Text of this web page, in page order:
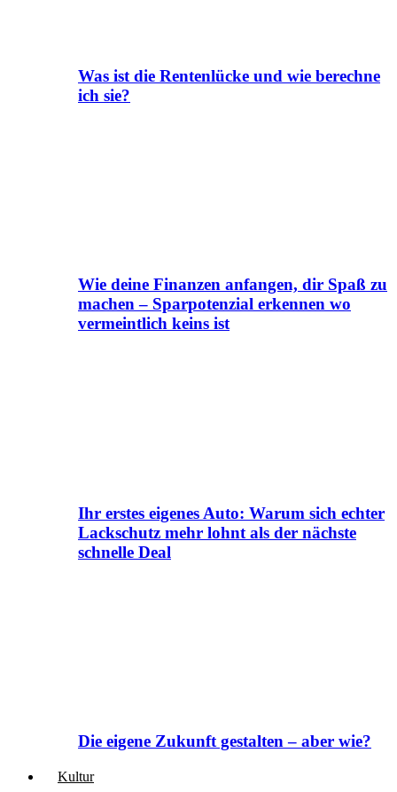
Was ist die Rentenlücke und wie berechne
ich sie?
Wie deine Finanzen anfangen, dir Spaß zu
machen – Sparpotenzial erkennen wo
vermeintlich keins ist
Ihr erstes eigenes Auto: Warum sich echter
Lackschutz mehr lohnt als der nächste
schnelle Deal
Die eigene Zukunft gestalten – aber wie?
Kultur